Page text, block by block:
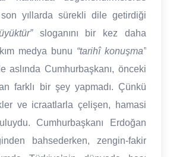
son yıllarda sürekli dile getirdiği
sloganını bir kez daha
medya bunu “tarihî konuşma”
aslında Cumhurbaşkanı, önceki
farklı bir şey yapmadı. Çünkü
ve icraatlarla çelişen, hamasi
Cumhurbaşkanı Erdoğan
bahsederken, zengin-fakir